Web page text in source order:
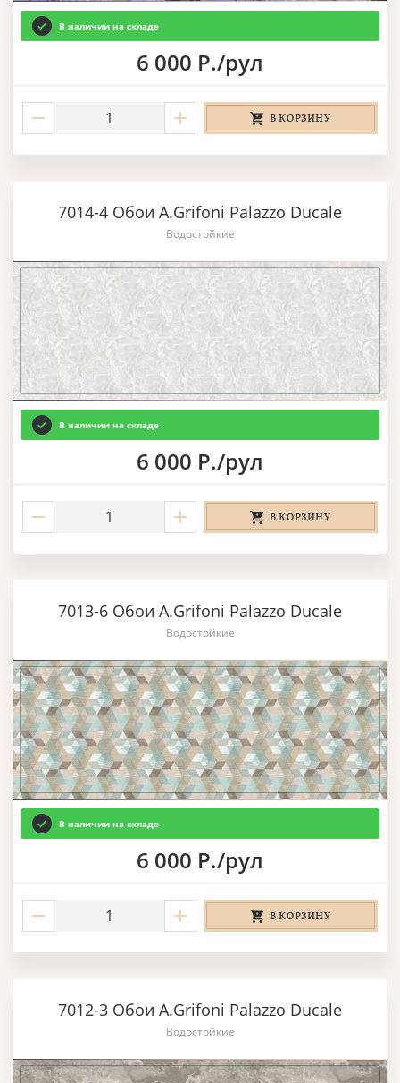
В наличии на складе
6 000 Р./рул
В КОРЗИНУ
7014-4 Обои A.Grifoni Palazzo Ducale
Водостойкие
В наличии на складе
6 000 Р./рул
В КОРЗИНУ
7013-6 Обои A.Grifoni Palazzo Ducale
Водостойкие
В наличии на складе
6 000 Р./рул
В КОРЗИНУ
7012-3 Обои A.Grifoni Palazzo Ducale
Водостойкие